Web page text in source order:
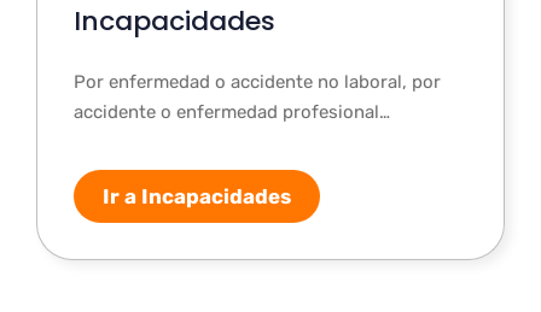
Incapacidades
Por enfermedad o accidente no laboral, por
accidente o enfermedad profesional…
Ir a Incapacidades